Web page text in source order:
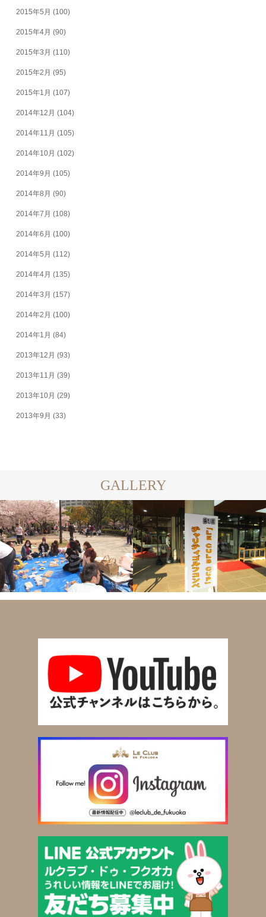
2015年5月 (100)
2015年4月 (90)
2015年3月 (110)
2015年2月 (95)
2015年1月 (107)
2014年12月 (104)
2014年11月 (105)
2014年10月 (102)
2014年9月 (105)
2014年8月 (90)
2014年7月 (108)
2014年6月 (100)
2014年5月 (112)
2014年4月 (135)
2014年3月 (157)
2014年2月 (100)
2014年1月 (84)
2013年12月 (93)
2013年11月 (39)
2013年10月 (29)
2013年9月 (33)
GALLERY